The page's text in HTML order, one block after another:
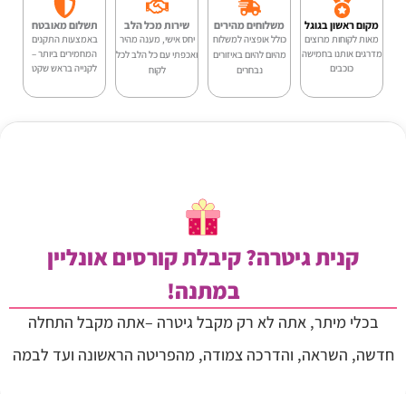
Malaguena
מקום ראשון בגוגל
מאות לקוחות מרוצים
מדרגים אותנו בחמישה
כוכבים
משלוחים מהירים
כולל אופציה למשלוח
מהיום להיום באיזורים
נבחרים
שירות מכל הלב
יחס אישי, מענה מהיר
ואכפתי עם כל הלב לכל
לקוח
תשלום מאובטח
באמצעות התקנים
המחמירים ביותר –
לקנייה בראש שקט
קנית גיטרה? קיבלת קורסים אונליין
במתנה!
בכלי מיתר, אתה לא רק מקבל גיטרה –אתה מקבל התחלה
חדשה, השראה, והדרכה צמודה, מהפריטה הראשונה ועד לבמה